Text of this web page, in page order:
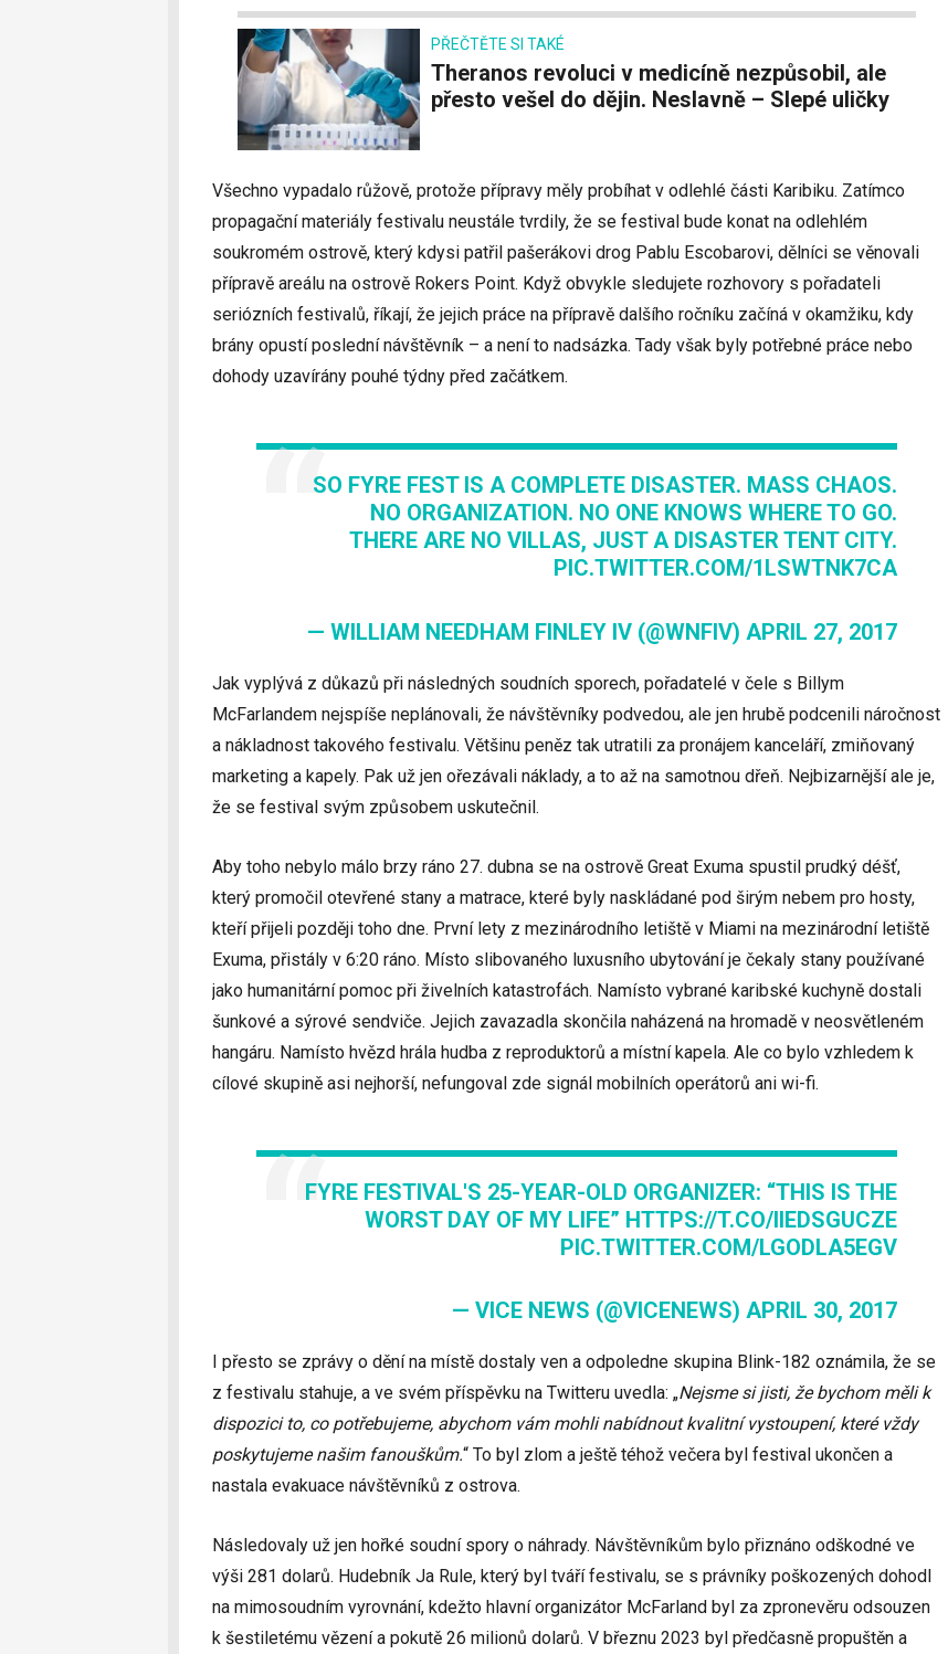
PŘEČTĚTE SI TAKÉ
Theranos revoluci v medicíně nezpůsobil, ale
přesto vešel do dějin. Neslavně – Slepé uličky
Všechno vypadalo růžově, protože přípravy měly probíhat v odlehlé části Karibiku. Zatímco
propagační materiály festivalu neustále tvrdily, že se festival bude konat na odlehlém
soukromém ostrově, který kdysi patřil pašerákovi drog Pablu Escobarovi, dělníci se věnovali
přípravě areálu na ostrově Rokers Point. Když obvykle sledujete rozhovory s pořadateli
seriózních festivalů, říkají, že jejich práce na přípravě dalšího ročníku začíná v okamžiku, kdy
brány opustí poslední návštěvník – a není to nadsázka. Tady však byly potřebné práce nebo
dohody uzavírány pouhé týdny před začátkem.
SO FYRE FEST IS A COMPLETE DISASTER. MASS CHAOS.
NO ORGANIZATION. NO ONE KNOWS WHERE TO GO.
THERE ARE NO VILLAS, JUST A DISASTER TENT CITY.
PIC.TWITTER.COM/1LSWTNK7CA
— WILLIAM NEEDHAM FINLEY IV (@WNFIV) APRIL 27, 2017
Jak vyplývá z důkazů při následných soudních sporech, pořadatelé v čele s Billym
McFarlandem nejspíše neplánovali, že návštěvníky podvedou, ale jen hrubě podcenili náročnost
a nákladnost takového festivalu. Většinu peněz tak utratili za pronájem kanceláří, zmiňovaný
marketing a kapely. Pak už jen ořezávali náklady, a to až na samotnou dřeň. Nejbizarnější ale je,
že se festival svým způsobem uskutečnil.
Aby toho nebylo málo brzy ráno 27. dubna se na ostrově Great Exuma spustil prudký déšť,
který promočil otevřené stany a matrace, které byly naskládané pod širým nebem pro hosty,
kteří přijeli později toho dne. První lety z mezinárodního letiště v Miami na mezinárodní letiště
Exuma, přistály v 6:20 ráno. Místo slibovaného luxusního ubytování je čekaly stany používané
jako humanitární pomoc při živelních katastrofách. Namísto vybrané karibské kuchyně dostali
šunkové a sýrové sendviče. Jejich zavazadla skončila naházená na hromadě v neosvětleném
hangáru. Namísto hvězd hrála hudba z reproduktorů a místní kapela. Ale co bylo vzhledem k
cílové skupině asi nejhorší, nefungoval zde signál mobilních operátorů ani wi-fi.
FYRE FESTIVAL'S 25-YEAR-OLD ORGANIZER: “THIS IS THE
WORST DAY OF MY LIFE” HTTPS://T.CO/IIEDSGUCZE
PIC.TWITTER.COM/LGODLA5EGV
— VICE NEWS (@VICENEWS) APRIL 30, 2017
I přesto se zprávy o dění na místě dostaly ven a odpoledne skupina Blink-182 oznámila, že se
z festivalu stahuje, a ve svém příspěvku na Twitteru uvedla: „Nejsme si jisti, že bychom měli k
dispozici to, co potřebujeme, abychom vám mohli nabídnout kvalitní vystoupení, které vždy
poskytujeme našim fanouškům.“ To byl zlom a ještě téhož večera byl festival ukončen a
nastala evakuace návštěvníků z ostrova.
Následovaly už jen hořké soudní spory o náhrady. Návštěvníkům bylo přiznáno odškodné ve
výši 281 dolarů. Hudebník Ja Rule, který byl tváří festivalu, se s právníky poškozených dohodl
na mimosoudním vyrovnání, kdežto hlavní organizátor McFarland byl za zpronevěru odsouzen
k šestiletému vězení a pokutě 26 milionů dolarů. V březnu 2023 byl předčasně propuštěn a